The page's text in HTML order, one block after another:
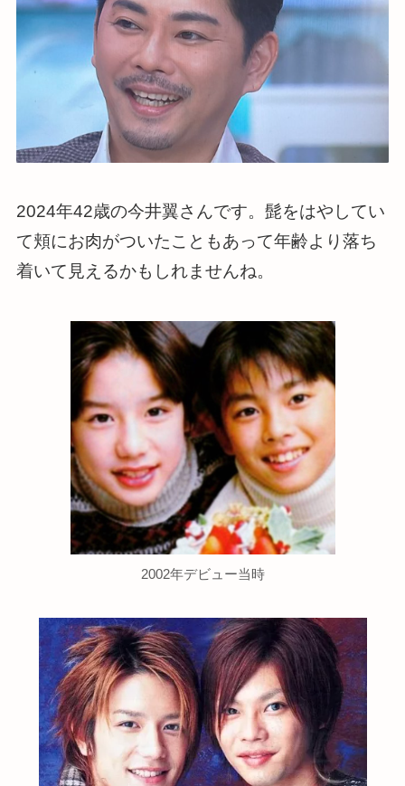
2024年42歳の今井翼さんです。髭をはやしてい
て頬にお肉がついたこともあって年齢より落ち
着いて見えるかもしれませんね。
2002年デビュー当時